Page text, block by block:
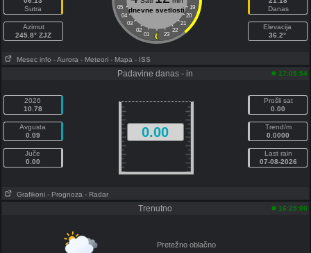
Sutra
Azimut
245.8° ZJZ
05
19
04
20
03
21
02
22
01 23
dnevne svetlosti
Danas
Elevacija
36.2°
Mesec info - Aurora - Meteori - Mapa - ISS
Padavine danas - in 17:05:54
2026
10.78
Avgusta
0.09
Juče
0.00
0.00
Prošli sat
0.00
Trend/m
0.0000
Last rain
07-08-2026
Grafikoni - Prognoza - Radar
Trenutno 16:25:00
Pretežno oblačno